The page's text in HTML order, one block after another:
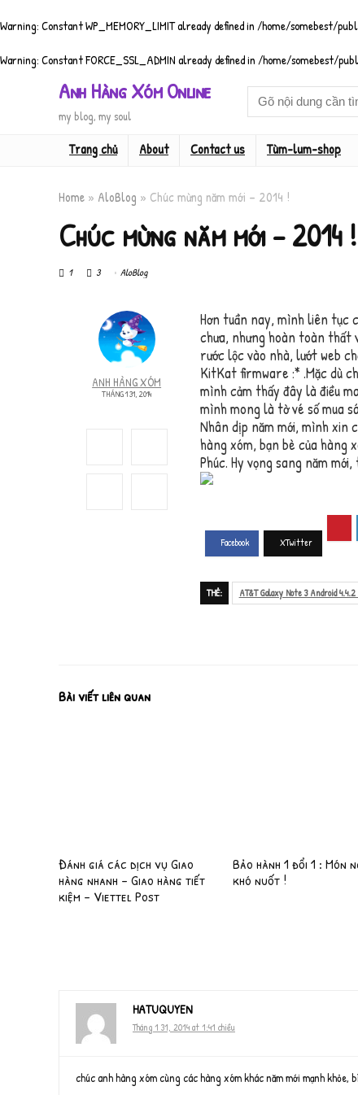
Warning: Constant WP_MEMORY_LIMIT already defined in/home/somebest/
Warning: Constant FORCE_SSL_ADMIN already defined in/home/somebest/
Anh Hàng Xóm Online
my blog, my soul
Trang chủ About Contact us Tùm-lum-shop
Home » AloBlog » Chúc mừng năm mới – 2014 !
Chúc mừng năm mới – 2014 !
1 3 AloBlog
ANH HÀNG XÓM
THÁNG 1 31, 2014
Hơn tuần nay, mình liên tục
chưa, nhưng hoàn toàn thất
rước lộc vào nhà, lướt web
KitKat firmware :* .Mặc dù
mình cảm thấy đây là điều
mình mong là tờ vé số mua
Nhân dịp năm mới, mình xin
hàng xóm, bạn bè của hàng
Phúc. Hy vọng sang năm
THẺ: AT&T Galaxy Note 3 Android
Bài viết liên quan
Đánh giá các dịch vụ Giao
hàng nhanh – Giao hàng tiết
kiệm – Viettel Post
Bảo hành 1 đổi 1 : Món
khó nuốt !
HATUQUYEN
Tháng 1 31, 2014 at 1:41 chiều
chúc anh hàng xóm cùng các hàng xóm khác năm mới mạnh